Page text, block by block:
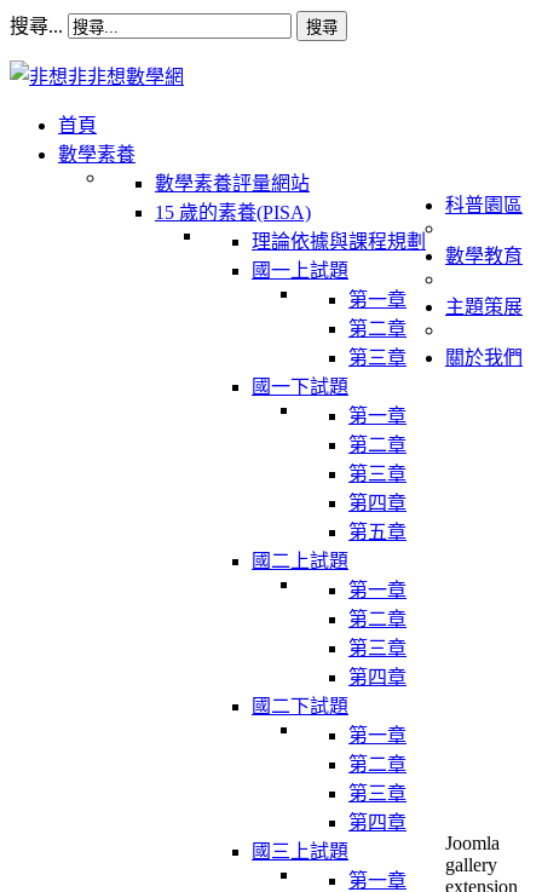
搜尋... 搜尋
首頁
數學素養
數學素養評量網站
15 歲的素養(PISA)
理論依據與課程規劃
國一上試題
第一章
第二章
第三章
國一下試題
第一章
第二章
第三章
第四章
第五章
國二上試題
第一章
第二章
第三章
第四章
國二下試題
第一章
第二章
第三章
第四章
國三上試題
第一章
科普園區
數學教育
主題策展
關於我們
Joomla
gallery
extension